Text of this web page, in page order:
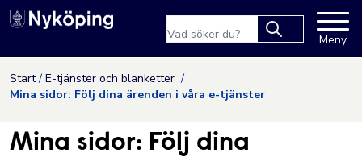
Hoppa till innehåll
Nyköpings kommuns
results.
Meny
Start
E-tjänster och blanketter
Mina sidor: Följ dina ärenden i våra e-tjänster
Mina sidor: Följ dina